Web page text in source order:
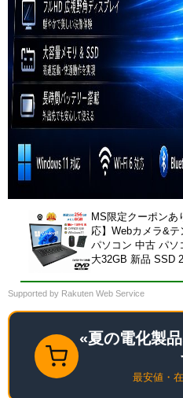
MS限定クーポンあ
応】Webカメラ&テ
パソコン 中古 パソ
大32GB 新品 SSD
2026 福袋 ギフト
Supported by Rakuten Web Service
«夏の電化製
最安値・